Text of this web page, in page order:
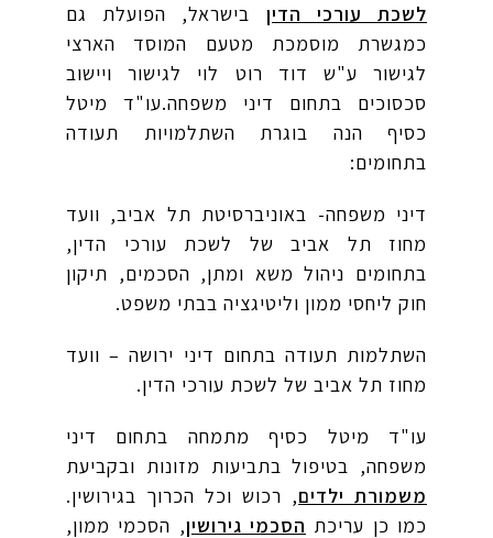
לשכת עורכי הדין בישראל, הפועלת גם
כמגשרת מוסמכת מטעם המוסד הארצי
לגישור ע"ש דוד רוט לוי לגישור ויישוב
סכסוכים בתחום דיני משפחה.עו"ד מיטל
כסיף הנה בוגרת השתלמויות תעודה
בתחומים:
דיני משפחה- באוניברסיטת תל אביב, וועד
מחוז תל אביב של לשכת עורכי הדין,
בתחומים ניהול משא ומתן, הסכמים, תיקון
חוק ליחסי ממון וליטיגציה בבתי משפט.
השתלמות תעודה בתחום דיני ירושה – וועד
מחוז תל אביב של לשכת עורכי הדין.
עו"ד מיטל כסיף מתמחה בתחום דיני
משפחה, בטיפול בתביעות מזונות ובקביעת
משמורת ילדים, רכוש וכל הכרוך בגירושין.
כמו כן עריכת הסכמי גירושין, הסכמי ממון,